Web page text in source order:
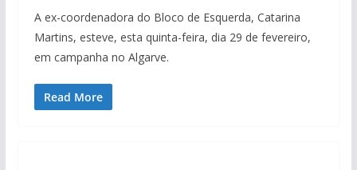
A ex-coordenadora do Bloco de Esquerda, Catarina
Martins, esteve, esta quinta-feira, dia 29 de fevereiro,
em campanha no Algarve.
Read More